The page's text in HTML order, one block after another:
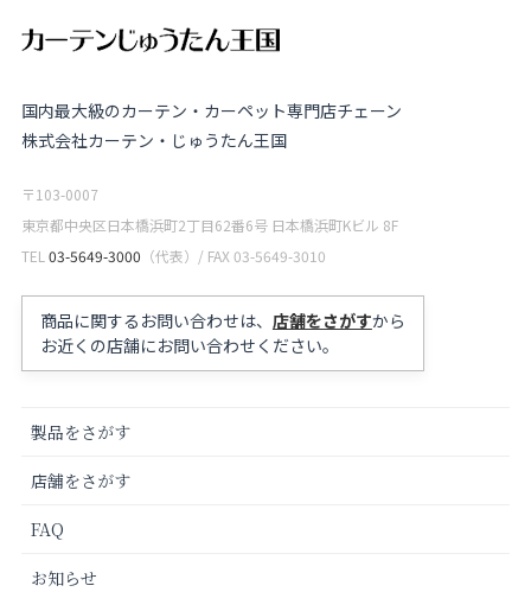
国内最大級のカーテン・カーペット専門店チェーン
株式会社カーテン・じゅうたん王国
〒103-0007
東京都中央区日本橋浜町2丁目62番6号 日本橋浜町Kビル 8F
TEL 03-5649-3000 （代表）/ FAX 03-5649-3010
商品に関するお問い合わせは、 店舗をさがすから
お近くの店舗にお問い合わせください。
製品をさがす
店舗をさがす
FAQ
お知らせ